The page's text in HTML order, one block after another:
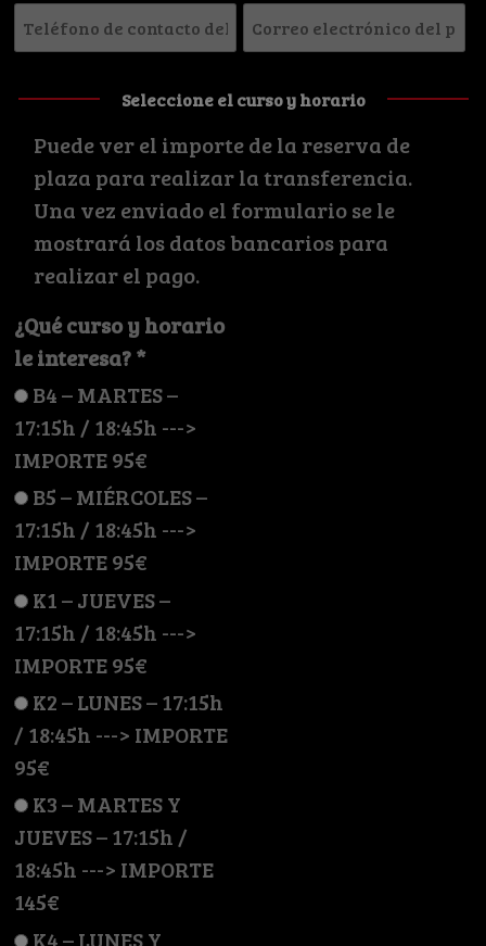
apellidos
del
padre/madre
tutor/a
*
Teléfono
de
padre/madre
tutor/a
Correo
electrónico
padre/madre
o
tutor/a
*
Seleccione el curso y horario
Puede ver el importe de la reserva de
plaza para realizar la transferencia.
Una vez enviado el formulario se le
mostrará los datos bancarios para
realizar el pago.
¿Qué curso y horario
le interesa? *
B4 – MARTES –
17:15h / 18:45h --->
IMPORTE 95€
B5 – MIÉRCOLES –
17:15h / 18:45h --->
IMPORTE 95€
K1 – JUEVES –
17:15h / 18:45h --->
IMPORTE 95€
K2 – LUNES – 17:15h
/ 18:45h ---> IMPORTE
95€
K3 – MARTES Y
JUEVES – 17:15h /
18:45h ---> IMPORTE
145€
K4 – LUNES Y